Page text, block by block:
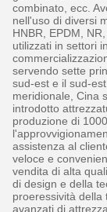
combinato, ecc.
nell'uso di diversi
HNBR, EPDM,
utilizzati in settori
servendo sette
sud-est e il sud-
meridionale, Cina
introdotto
produzione di
assistenza al
veloce e
vendita di alta
di design e della
proeressività della
avanzati di